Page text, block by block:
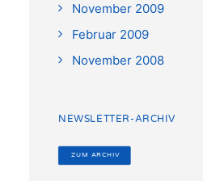
November 2009
Februar 2009
November 2008
NEWSLETTER-ARCHIV
ZUM ARCHIV